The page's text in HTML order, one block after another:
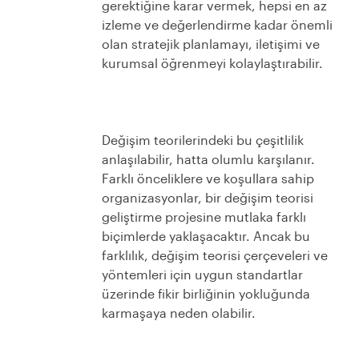
gerektiğine karar vermek, hepsi en az
izleme ve değerlendirme kadar önemli
olan stratejik planlamayı, iletişimi ve
kurumsal öğrenmeyi kolaylaştırabilir.
Değişim teorilerindeki bu çeşitlilik
anlaşılabilir, hatta olumlu karşılanır.
Farklı önceliklere ve koşullara sahip
organizasyonlar, bir değişim teorisi
geliştirme projesine mutlaka farklı
biçimlerde yaklaşacaktır. Ancak bu
farklılık, değişim teorisi çerçeveleri ve
yöntemleri için uygun standartlar
üzerinde fikir birliğinin yokluğunda
karmaşaya neden olabilir.